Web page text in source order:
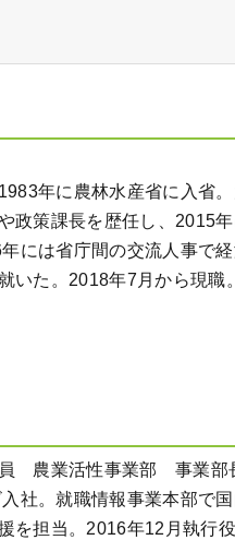
年に農林水産省に入省
政策課長を歴任し、2015年
には省庁間の交流人事で
いた。2018年7月から現職。
農業活性事業部 事業部
社。就職情報事業本部で
を担当。2016年12月執行